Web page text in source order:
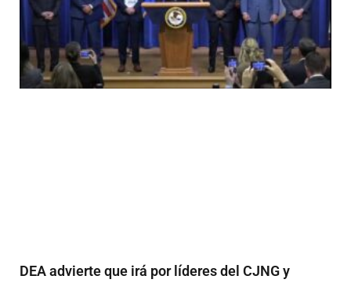
DEA advierte que irá por líderes del CJNG y